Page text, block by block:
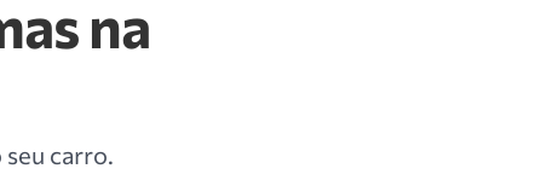
na
carro.